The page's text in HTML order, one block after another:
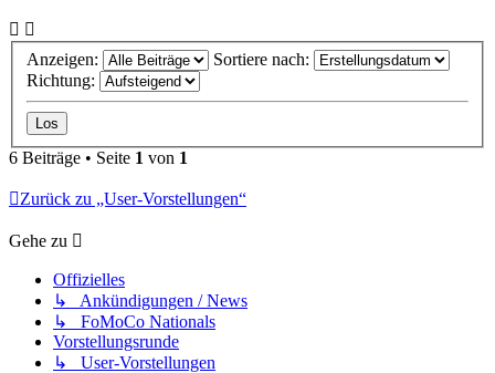
Anzeigen:
Sortiere nach:
Richtung:
6 Beiträge • Seite 1 von 1
Zurück zu „User-Vorstellungen“
Gehe zu
Offizielles
↳ Ankündigungen / News
↳ FoMoCo Nationals
Vorstellungsrunde
↳ User-Vorstellungen